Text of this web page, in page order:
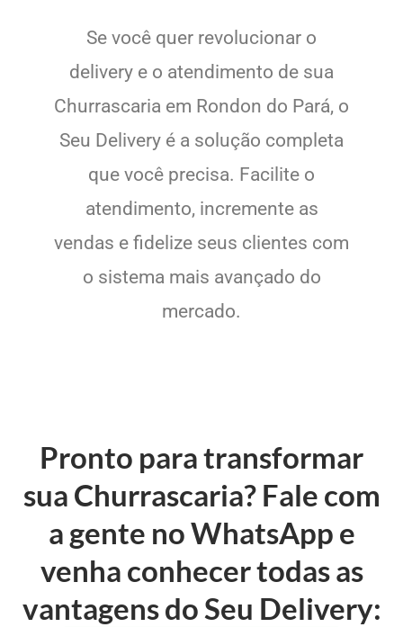
Se você quer revolucionar o
delivery e o atendimento de sua
Churrascaria em Rondon do Pará, o
Seu Delivery é a solução completa
que você precisa. Facilite o
atendimento, incremente as
vendas e fidelize seus clientes com
o sistema mais avançado do
mercado.
Pronto para transformar
sua Churrascaria? Fale com
a gente no WhatsApp e
venha conhecer todas as
vantagens do Seu Delivery: